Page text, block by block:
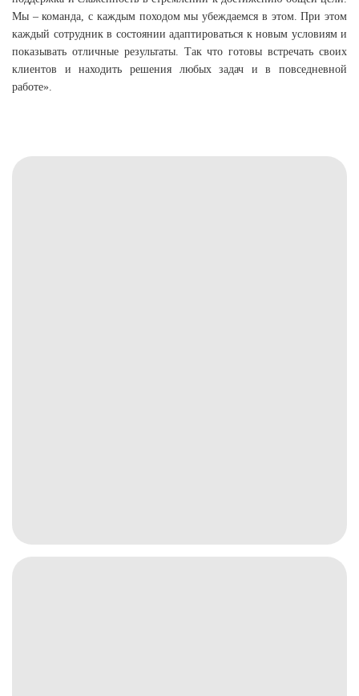
Мы – команда, с каждым походом мы убеждаемся в этом. При этом
каждый сотрудник в состоянии адаптироваться к новым условиям и
показывать отличные результаты. Так что готовы встречать своих
клиентов и находить решения любых задач и в повседневной
работе».